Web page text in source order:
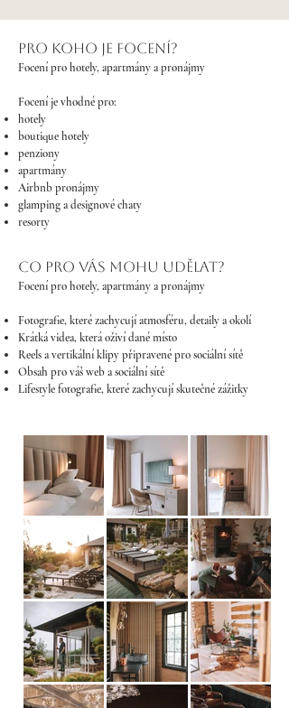
PRO KOHO JE FOCENÍ?
Focení pro hotely, apartmány a pronájmy
Focení je vhodné pro:
hotely
boutique hotely
penziony
apartmány
Airbnb pronájmy
glamping a designové chaty
resorty
cO PRO VÁS MOHU UDĚLAT?
Focení pro hotely, apartmány a pronájmy
Fotografie, které zachycují atmosféru, detaily a okolí
Krátká videa, která oživí dané místo
Reels a vertikální klipy připravené pro sociální sítě
Obsah pro váš web a sociální sítě
Lifestyle fotografie, které zachycují skutečné zážitky